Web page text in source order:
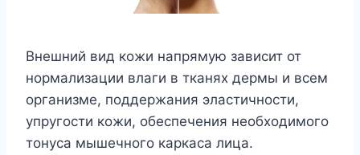
Внешний вид кожи напрямую зависит от
нормализации влаги в тканях дермы и всем
организме, поддержания эластичности,
упругости кожи, обеспечения необходимого
тонуса мышечного каркаса лица.